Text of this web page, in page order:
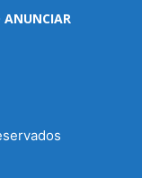
ANUNCIAR